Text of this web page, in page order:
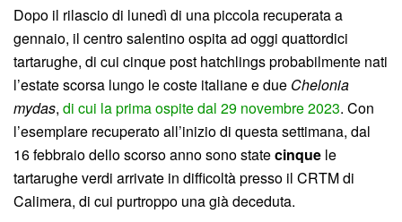
Dopo il rilascio di lunedì di una piccola recuperata a
gennaio, il centro salentino ospita ad oggi quattordici
tartarughe, di cui cinque post hatchlings probabilmente nati
l’estate scorsa lungo le coste italiane e due Chelonia
mydas, di cui la prima ospite dal 29 novembre 2023. Con
l’esemplare recuperato all’inizio di questa settimana, dal
16 febbraio dello scorso anno sono statecinque le
tartarughe verdi arrivate in difficoltà presso il CRTM di
Calimera, di cui purtroppo una già deceduta.